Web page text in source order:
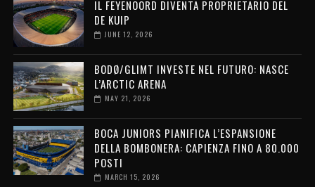
IL FEYENOORD DIVENTA PROPRIETARIO DEL
DE KUIP
JUNE 12, 2026
BODØ/GLIMT INVESTE NEL FUTURO: NASCE
L’ARCTIC ARENA
MAY 21, 2026
BOCA JUNIORS PIANIFICA L’ESPANSIONE
DELLA BOMBONERA: CAPIENZA FINO A 80.000
POSTI
MARCH 15, 2026